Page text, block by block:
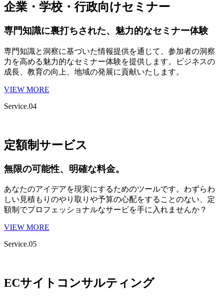
企業・学校・行政向けセミナー
専門知識に裏打ちされた、魅力的なセミナー体験
専門知識と洞察に基づいた情報提供を通じて、参加者の洞察
力を高める魅力的なセミナー体験を提供します。ビジネスの
成長、教育の向上、地域の発展に貢献いたします。
VIEW MORE
Service.04
定額制サービス
無限の可能性、明確な料金。
あなたのアイデアを現実にするためのツールです。わずらわ
しい見積もりのやり取りや予算の心配をすることのない、定
額制でプロフェッショナルなサービを手に入れませんか？
VIEW MORE
Service.05
ECサイトコンサルティング